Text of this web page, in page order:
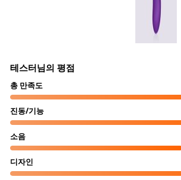
테스터님의 평점
총 만족도
진동/기능
소음
디자인